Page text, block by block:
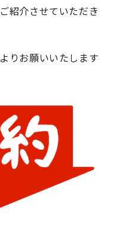
リノベ
ッフブログ
さまの声
紹介させていただき
りお願いいたします